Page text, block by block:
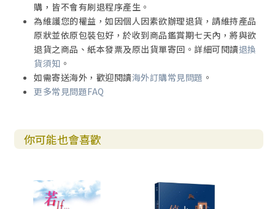
購，皆不會有刷退程序產生。
為維護您的權益，如因個人因素欲辦理退貨，請維持產品
原狀並依原包裝包好，於收到商品鑑賞期七天內，將與欲
退貨之商品、紙本發票及原出貨單寄回。詳細可閱讀退換
貨須知 。
如需寄送海外，歡迎閱讀海外訂購常見問題 。
更多常見問題FAQ
你可能也會喜歡